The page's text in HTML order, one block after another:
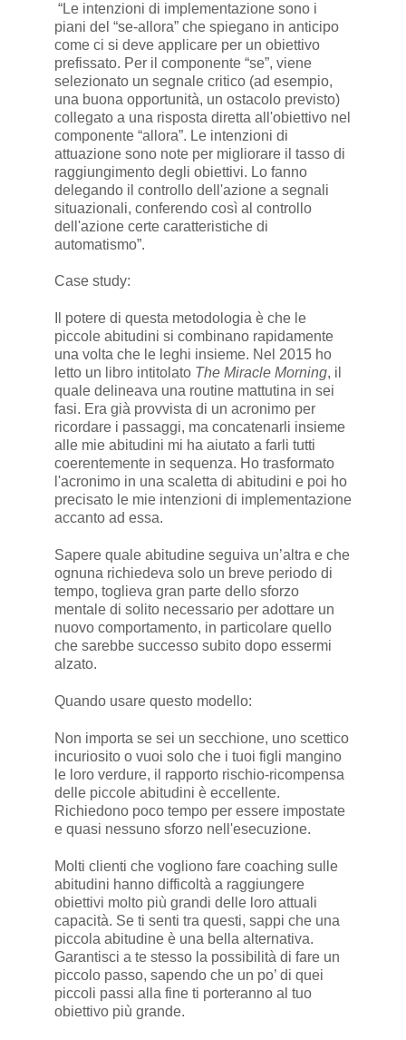
“Le intenzioni di implementazione sono i
piani del “se-allora” che spiegano in anticipo
come ci si deve applicare per un obiettivo
prefissato. Per il componente “se”, viene
selezionato un segnale critico (ad esempio,
una buona opportunità, un ostacolo previsto)
collegato a una risposta diretta all'obiettivo nel
componente “allora”. Le intenzioni di
attuazione sono note per migliorare il tasso di
raggiungimento degli obiettivi. Lo fanno
delegando il controllo dell'azione a segnali
situazionali, conferendo così al controllo
dell'azione certe caratteristiche di
automatismo”.
Case study:
Il potere di questa metodologia è che le
piccole abitudini si combinano rapidamente
una volta che le leghi insieme. Nel 2015 ho
letto un libro intitolato The Miracle Morning, il
quale delineava una routine mattutina in sei
fasi. Era già provvista di un acronimo per
ricordare i passaggi, ma concatenarli insieme
alle mie abitudini mi ha aiutato a farli tutti
coerentemente in sequenza. Ho trasformato
l'acronimo in una scaletta di abitudini e poi ho
precisato le mie intenzioni di implementazione
accanto ad essa.
Sapere quale abitudine seguiva un’altra e che
ognuna richiedeva solo un breve periodo di
tempo, toglieva gran parte dello sforzo
mentale di solito necessario per adottare un
nuovo comportamento, in particolare quello
che sarebbe successo subito dopo essermi
alzato.
Quando usare questo modello:
Non importa se sei un secchione, uno scettico
incuriosito o vuoi solo che i tuoi figli mangino
le loro verdure, il rapporto rischio-ricompensa
delle piccole abitudini è eccellente.
Richiedono poco tempo per essere impostate
e quasi nessuno sforzo nell'esecuzione.
Molti clienti che vogliono fare coaching sulle
abitudini hanno difficoltà a raggiungere
obiettivi molto più grandi delle loro attuali
capacità. Se ti senti tra questi, sappi che una
piccola abitudine è una bella alternativa.
Garantisci a te stesso la possibilità di fare un
piccolo passo, sapendo che un po’ di quei
piccoli passi alla fine ti porteranno al tuo
obiettivo più grande.